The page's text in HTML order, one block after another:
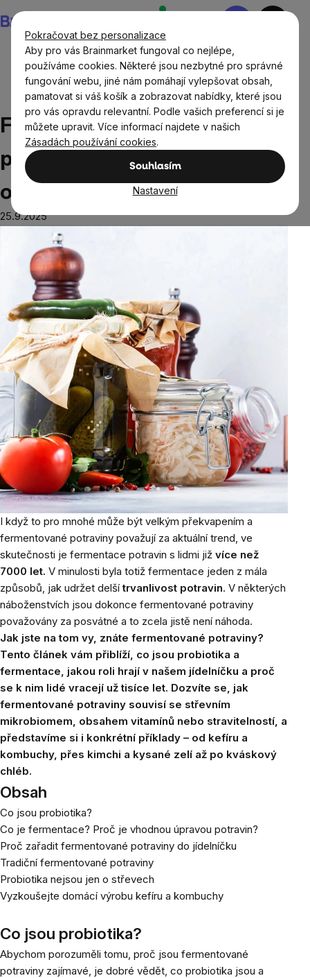
Pokračovat bez personalizace
Aby pro vás Brainmarket fungoval co nejlépe,
používáme cookies. Některé jsou nezbytné pro správné
fungování webu, jiné nám pomáhají vylepšovat obsah,
pamatovat si váš košík a zobrazovat nabídky, které jsou
pro vás opravdu relevantní. Podle vašich preferencí si je
můžete upravit. Více informací najdete v našich
Zásadách používání cookies.
Souhlasím
Nastavení
na
obsah
Nákupní
Blog Zdraví střev
Fermentace: podpora střevní
pohody a běžné obrany organismu
Fermentace: podpora střevní
pohody a běžné obrany
organismu
25.9.2025
I když to pro mnohé může být velkým překvapením a
fermentované potraviny považují za aktuální trend, ve
skutečnosti je fermentace potravin s lidmi již více než
7000 let. V minulosti byla totiž fermentace jeden z mála
způsobů, jak udržet delšítrvanlivost potravin. V některých
náboženstvích jsou dokonce fermentované potraviny
považovány za posvátné a to zcela jistě není náhoda.
Jak jste na tom vy, znáte fermentované potraviny?
Tento článek vám přiblíží, co jsou probiotika a
fermentace, jakou roli hrají v našem jídelníčku a proč
se k nim lidé vracejí už tisíce let. Dozvíte se, jak
fermentované potraviny souvisí se střevním
mikrobiomem, obsahem vitamínů nebo stravitelností, a
představíme si i konkrétní příklady – od kefíru a
kombuchy, přes kimchi a kysané zelí až po kváskový
chléb.
Obsah
Co jsou probiotika?
Co je fermentace? Proč je vhodnou úpravou potravin?
Proč zařadit fermentované potraviny do jídelníčku
Tradiční fermentované potraviny
Probiotika nejsou jen o střevech
Vyzkoušejte domácí výrobu kefíru a kombuchy
Co jsou probiotika?
Abychom porozuměli tomu, proč jsou fermentované
potraviny zajímavé, je dobré vědět, co probiotika jsou a